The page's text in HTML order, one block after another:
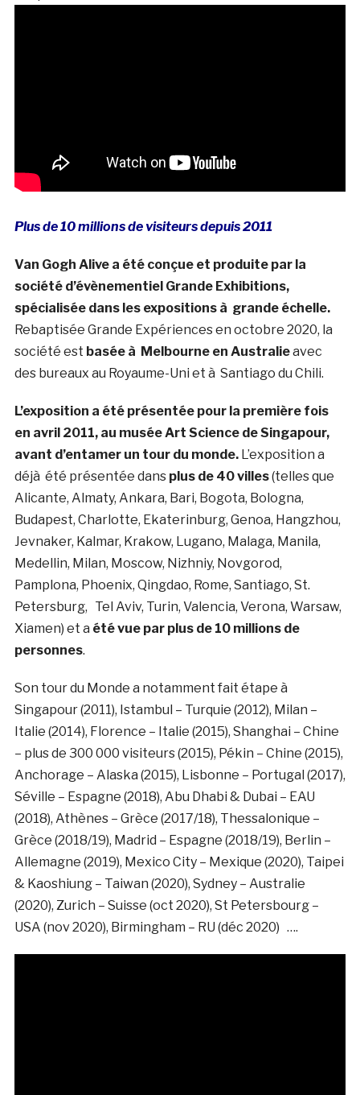
Plus de 10 millions de visiteurs depuis 2011
Van Gogh Alive a été conçue et produite par la
société d’évènementiel Grande Exhibitions,
spécialisée dans les expositions à grande échelle.
Rebaptisée Grande Expériences en octobre 2020, la
société est basée à Melbourne en Australieavec
des bureaux au Royaume-Uni et à Santiago du Chili.
L’exposition a été présentée pour la première fois
en avril 2011, au musée Art Science de Singapour,
avant d’entamer un tour du monde. L’exposition a
déjà été présentée dans plus de 40 villes(telles que
Alicante, Almaty, Ankara, Bari, Bogota, Bologna,
Budapest, Charlotte, Ekaterinburg, Genoa, Hangzhou,
Jevnaker, Kalmar, Krakow, Lugano, Malaga, Manila,
Medellin, Milan, Moscow, Nizhniy, Novgorod,
Pamplona, Phoenix, Qingdao, Rome, Santiago, St.
Petersburg, Tel Aviv, Turin, Valencia, Verona, Warsaw,
Xiamen) et a été vue par plus de 10 millions de
personnes.
Son tour du Monde a notamment fait étape à
Singapour (2011), Istambul – Turquie (2012), Milan –
Italie (2014), Florence – Italie (2015), Shanghai – Chine
– plus de 300 000 visiteurs (2015), Pékin – Chine (2015),
Anchorage – Alaska (2015), Lisbonne – Portugal (2017),
Séville – Espagne (2018), Abu Dhabi & Dubai – EAU
(2018), Athènes – Grèce (2017/18), Thessalonique –
Grèce (2018/19), Madrid – Espagne (2018/19), Berlin –
Allemagne (2019), Mexico City – Mexique (2020), Taipei
& Kaoshiung – Taiwan (2020), Sydney – Australie
(2020), Zurich – Suisse (oct 2020), St Petersbourg –
USA (nov 2020), Birmingham – RU (déc 2020) ….